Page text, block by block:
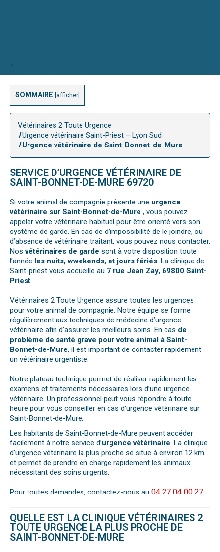
SOMMAIRE afficher
Vétérinaires 2 Toute Urgence
Urgence vétérinaire Saint-Priest – Lyon Sud
Urgence vétérinaire de Saint-Bonnet-de-Mure
SERVICE D’URGENCE VÉTÉRINAIRE DE
SAINT-BONNET-DE-MURE 69720
Si votre animal de compagnie présente une urgence
vétérinaire sur Saint-Bonnet-de-Mure , vous pouvez
appeler votre vétérinaire habituel pour être orienté vers son
système de garde. En cas de d’impossibilité de le joindre, ou
d’absence de vétérinaire traitant, vous pouvez nous contacter.
Nosvétérinaires de garde sont à votre disposition toute
l’année les nuits, wwekends, et jours fériés. La clinique de
Saint-priest vous accueille au 7 rue Jean Zay, 69800 Saint-
Priest.
Vétérinaires 2 Toute Urgence assure toutes les urgences
pour votre animal de compagnie. Notre équipe se forme
régulièrement aux techniques de médecine d’urgence
vétérinaire afin d’assurer les meilleurs soins. En cas de
problème de santé grave pour votre animal à Saint-
Bonnet-de-Mure, il est important de contacter rapidement
un vétérinaire urgentiste.
Notre plateau technique permet de réaliser rapidement les
examens et traitements nécessaires lors d’une urgence
vétérinaire. Un professionnel peut vous répondre à toute
heure pour vous conseiller en cas d’urgence vétérinaire sur
Saint-Bonnet-de-Mure.
Les habitants de Saint-Bonnet-de-Mure peuvent accéder
facilement à notre service d’urgence vétérinaire. La clinique
d’urgence vétérinaire la plus proche se situe à environ 12 km
et permet de prendre en charge rapidement les animaux
nécessitant des soins urgents.
Pour toutes demandes, contactez-nous au 04 27 04 00 27
QUELLE EST LA CLINIQUE VÉTÉRINAIRES 2
TOUTE URGENCE LA PLUS PROCHE DE
SAINT-BONNET-DE-MURE